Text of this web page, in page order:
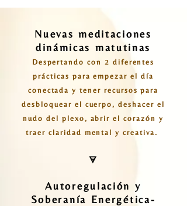
Nuevas meditaciones
dinámicas matutinas
Despertando con 2 diferentes
prácticas para empezar el día
conectada y tener recursos para
desbloquear el cuerpo, deshacer el
nudo del plexo, abrir el corazón y
traer claridad mental y creativa.
🜃
Autoregulación y
Soberanía Energética-